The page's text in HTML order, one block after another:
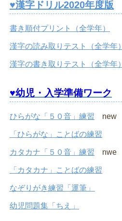
♥漢字ドリル2020年度版
書き順付プリント（全学年）
漢字の読み取りテスト（全学年）
漢字の書き取りテスト（全学年）
♥幼児・入学準備ワーク
ひらがな「５０音」練習 new
「ひらがな」ことばの練習
カタカナ「５０音」練習 nwe
「カタカナ」ことばの練習
なぞりがき練習「運筆」
幼児問題集「ちえ」